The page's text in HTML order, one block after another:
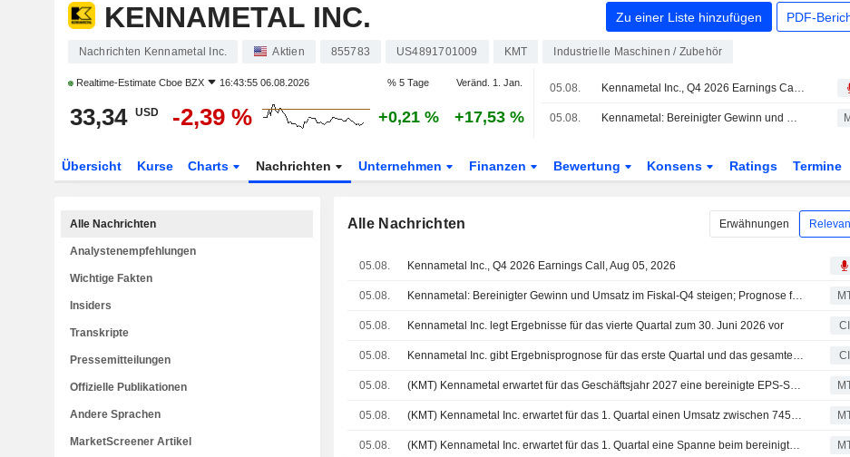
KENNAMETAL INC. Zu einer Liste hinzufügen PDF-
Nachrichten Kennametal Inc. Aktien 855783 US4891701009 KMT Industrielle Maschinen / Zubehör
Realtime-Estimate Cboe BZX 16:43:55 06.08.2026 % 5 Tage Veränd. 1. Jan.
33,34 USD -2,39 % +0,21 % +17,53 %
05.08. Kennametal Inc., Q4 2026 Earnings Call, Aug 05, 2026
05.08. Kennametal: Bereinigter Gewinn und Umsatz im Fiskal-Q4 steigen; Prognose für Fiskal-Q1 und 2027 steht fest - Aktie vorbörslich im Plus
Übersicht Kurse Charts Nachrichten Unternehmen Finanzen Bewertung Konsens Ratings Termine
Alle Nachrichten Erwähnungen
05.08. Kennametal Inc., Q4 2026 Earnings Call, Aug 05, 2026
05.08. Kennametal: Bereinigter Gewinn und Umsatz im Fiskal-Q4 steigen; Prognose für Fiskal-Q1 und 2027 steht fest - Aktie vorbörslich im Plus
05.08. Kennametal Inc. legt Ergebnisse für das vierte Quartal zum 30. Juni 2026 vor CI
05.08. Kennametal Inc. gibt Ergebnisprognose für das erste Quartal und das gesamte Geschäftsjahr 2027 ab CI
05.08. (KMT) Kennametal erwartet für das Geschäftsjahr 2027 eine bereinigte EPS-Spanne von 4,15 bis 5,15 USD, gegenüber einer FactSet-Schätzung von 3,83
05.08. (KMT) Kennametal Inc. erwartet für das 1. Quartal einen Umsatz zwischen 745,0 Mio. und 775,0 Mio. USD
05.08. (KMT) Kennametal Inc. erwartet für das 1. Quartal eine Spanne beim bereinigten Ergebnis je Aktie von 2,50 bis 2,80 USD
Alle Nachrichten
Analystenempfehlungen
Wichtige Fakten
Insiders
Transkripte
Pressemitteilungen
Offizielle Publikationen
Andere Sprachen
MarketScreener Artikel